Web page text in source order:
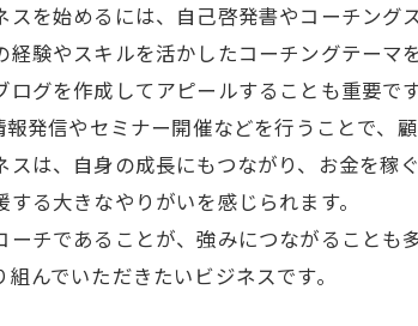
スを始めるには、自己啓発書やコーチング
経験やスキルを活かしたコーチングテーマを
グを作成してアピールすることも重要です
発信やセミナー開催などを行うことで、
スは、自身の成長にもつながり、お金を稼
る大きなやりがいを感じられます。
チであることが、強みにつながることも多
んでいただきたいビジネスです。